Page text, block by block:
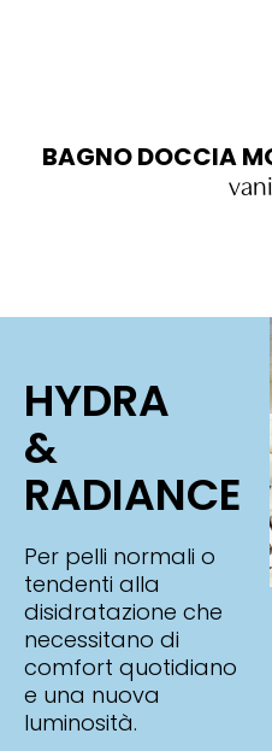
BAGNO DOCCIA
HYDRA
&
RADIANCE
Per pelli normali o
tendenti alla
disidratazione che
necessitano di
comfort quotidiano
e una nuova
luminosità.